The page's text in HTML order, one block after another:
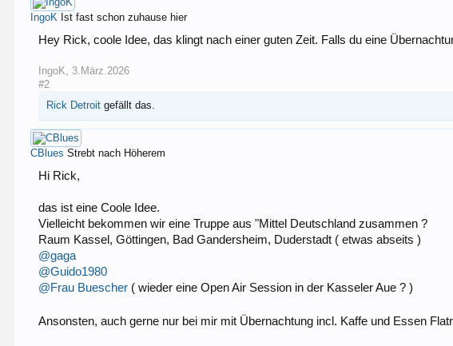
IngoK Ist fast schon zuhause hier
Hey Rick, coole Idee, das klingt nach einer guten Zeit. Falls du eine
IngoK, 3.März.2026
#2
Rick Detroit gefällt das.
CBlues Strebt nach Höherem
Hi Rick,
das ist eine Coole Idee.
Vielleicht bekommen wir eine Truppe aus "Mittel Deutschland zusammen ?
Raum Kassel, Göttingen, Bad Gandersheim, Duderstadt ( etwas abseits )
@gaga
@Guido1980
@Frau Buescher ( wieder eine Open Air Session in der Kasseler Aue ? )
Ansonsten, auch gerne nur bei mir mit Übernachtung incl. Kaffe und Essen